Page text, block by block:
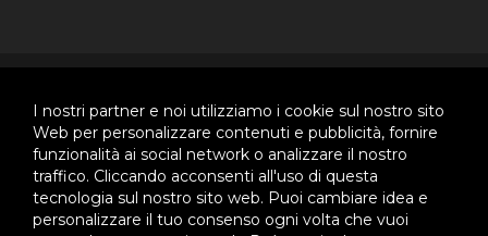
I nostri partner e noi utilizziamo i cookie sul nostro sito
Web per personalizzare contenuti e pubblicità, fornire
funzionalità ai social network o analizzare il nostro
traffico. Cliccando acconsenti all'uso di questa
tecnologia sul nostro sito web. Puoi cambiare idea e
personalizzare il tuo consenso ogni volta che vuoi
Questo plugin utilizza cookie per raccogliere dati e cookie di
terze parti per migliorare l'esperienza utente. Per visualizzare il
plugin è necessario dare il consenso.